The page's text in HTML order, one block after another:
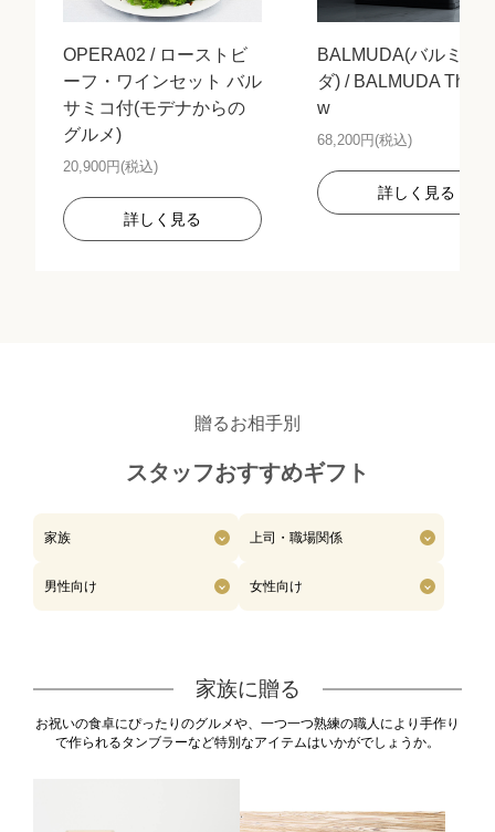
OPERA02 / ローストビ
ーフ・ワインセット バル
サミコ付(モデナからの
グルメ)
20,900円(税込)
詳しく見る
BALMUDA(バルミュ
ダ) / BALMUDA The
w
68,200円(税込)
詳しく見る
贈るお相手別
スタッフおすすめギフト
家族 上司・職場関係
男性向け 女性向け
家族に贈る
お祝いの食卓にぴったりのグルメや、一つ一つ熟練の職人により手作り
で作られるタンブラーなど特別なアイテムはいかがでしょうか。
カタログギフト
カードカタログ
カタログギフト+アイテムセット
グルメ・スイーツ
酒
冠婚葬祭 ステーショナリー